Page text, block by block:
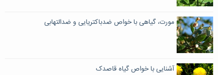
مورت، گیاهی با خواص ضدباکتریایی و ضدالتهابی
آشنایی با خواص گیاه قاصدک